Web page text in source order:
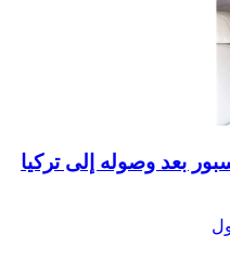
بعد وصوله إلى تركيا